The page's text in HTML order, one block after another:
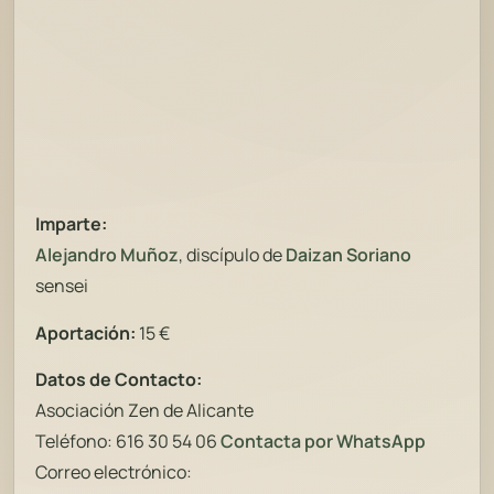
Imparte:
Alejandro Muñoz, discípulo deDaizan Soriano
sensei
Aportación: 15 €
Datos de Contacto:
Asociación Zen de Alicante
Teléfono: 616 30 54 06Contacta por WhatsApp
Correo electrónico: